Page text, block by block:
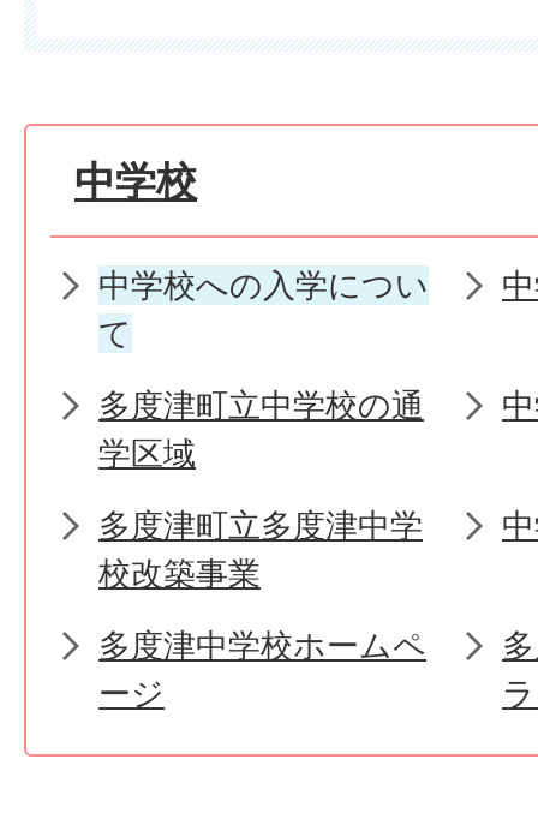
中学校
中学校への入学につい
て
多度津町立中学校の通
学区域
多度津町立多度津中学
校改築事業
多度津中学校ホームペ
ージ